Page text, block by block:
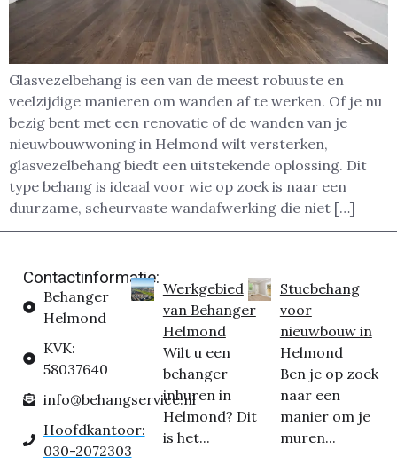
Glasvezelbehang is een van de meest robuuste en
veelzijdige manieren om wanden af te werken. Of je nu
bezig bent met een renovatie of de wanden van je
nieuwbouwwoning in Helmond wilt versterken,
glasvezelbehang biedt een uitstekende oplossing. Dit
type behang is ideaal voor wie op zoek is naar een
duurzame, scheurvaste wandafwerking die niet […]
Contactinformatie:
Behanger
Helmond
KVK:
58037640
info@behangservice.nl
Hoofdkantoor:
030-2072303
Werkgebied
van Behanger
Helmond
Wilt u een
behanger
inhuren in
Helmond? Dit
is het...
Stucbehang
voor
nieuwbouw in
Helmond
Ben je op zoek
naar een
manier om je
muren...